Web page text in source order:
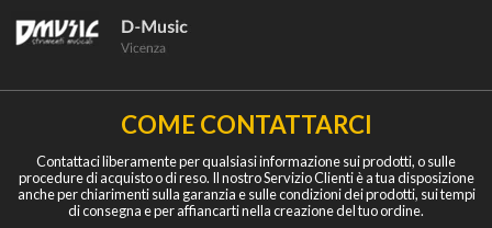
COME CONTATTARCI
Contattaci liberamente per qualsiasi informazione sui prodotti, o sulle
procedure di acquisto o di reso. Il nostro Servizio Clienti è a tua disposizione
anche per chiarimenti sulla garanzia e sulle condizioni dei prodotti, sui tempi
di consegna e per affiancarti nella creazione del tuo ordine.